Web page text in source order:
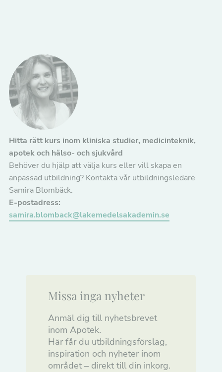
Hitta rätt kurs inom kliniska studier, medicinteknik,
apotek och hälso- och sjukvård
Behöver du hjälp att välja kurs eller vill skapa en
anpassad utbildning? Kontakta vår utbildningsledare
Samira Blombäck.
E-postadress:
samira.blomback@lakemedelsakademin.se
Missa inga nyheter
Anmäl dig till nyhetsbrevet
inom Apotek.
Här får du utbildningsförslag,
inspiration och nyheter inom
området – direkt till din inkorg.
med dig av dina
intressen och ditt
surfar ökar du
chansen att få se
personligt
anpassat innehåll